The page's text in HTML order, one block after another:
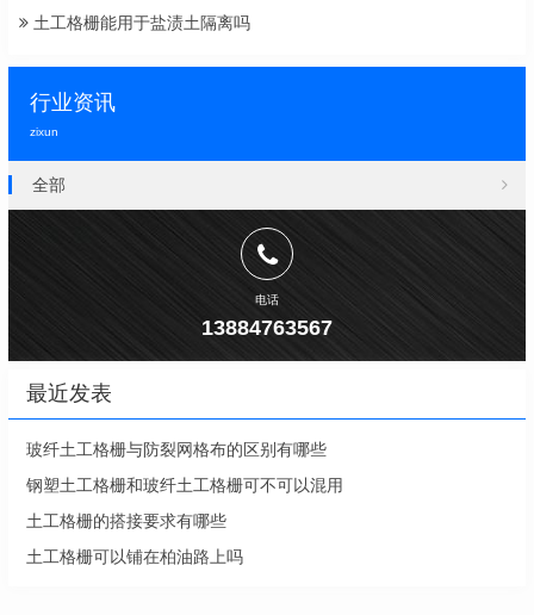
土工格栅能用于盐渍土隔离吗
行业资讯
zixun
全部
电话
13884763567
最近发表
玻纤土工格栅与防裂网格布的区别有哪些
钢塑土工格栅和玻纤土工格栅可不可以混用
土工格栅的搭接要求有哪些
土工格栅可以铺在柏油路上吗